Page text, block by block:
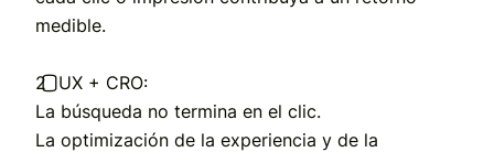
medible.
2️⃣UX + CRO:
La búsqueda no termina en el clic.
La optimización de la experiencia y de la